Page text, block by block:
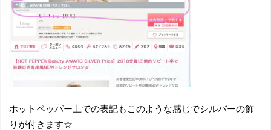
ホットペッパー上での表記もこのような感じでシルバーの飾
りが付きます☆